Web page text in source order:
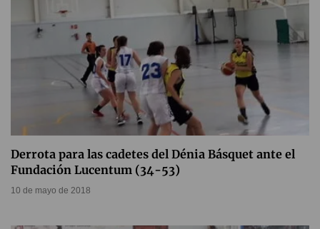
Derrota para las cadetes del Dénia Básquet ante el
Fundación Lucentum (34-53)
10 de mayo de 2018